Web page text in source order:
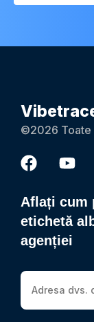
©2026 Toate
Aflați cum
etichetă
agenției